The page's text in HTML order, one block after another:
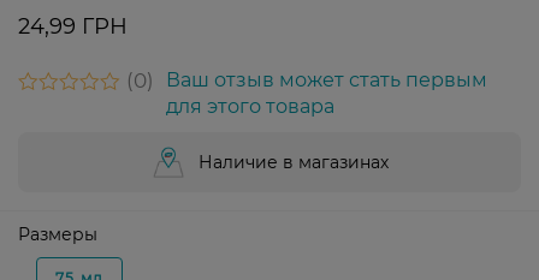
24,99 ГРН
0
Ваш отзыв может стать первым
для этого товара
Наличие в магазинах
Размеры